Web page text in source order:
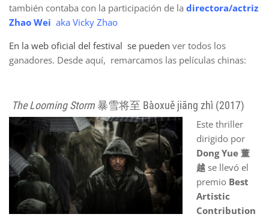
también contaba con la participación de la directora/actriz
Zhao Wei aka Vicky Zhao
En la web oficial del festival se pueden ver todos los
ganadores. Desde aquí, remarcamos las películas chinas:
The Looming Storm 暴雪将至 Bàoxuě jiāng zhì (2017)
Este thriller
dirigido por
Dong Yue 董
越se llevó el
premio Best
Artistic
Contribution